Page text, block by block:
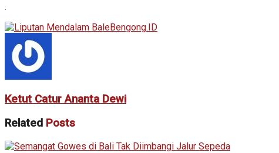
.
Ketut Catur Ananta Dewi
Related Posts